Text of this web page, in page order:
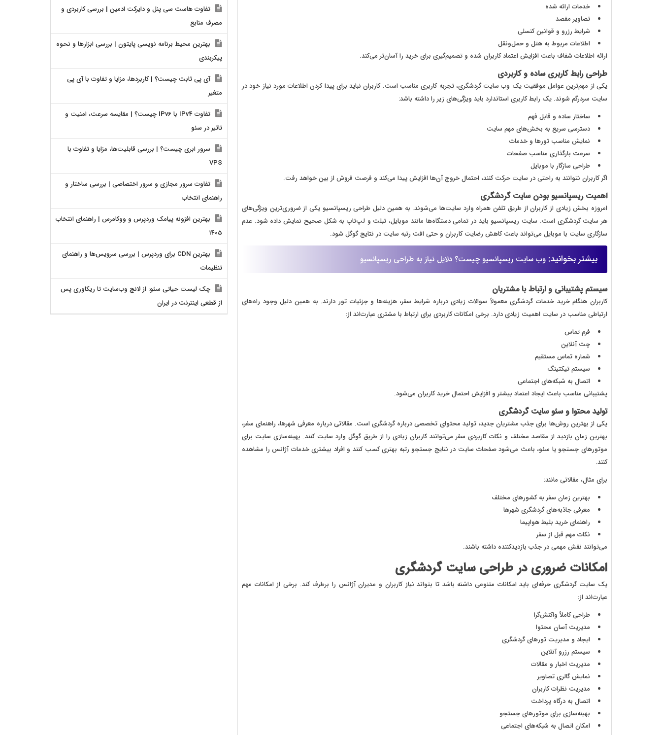
خدمات ارائه شده
تصاویر مقصد
شرایط رزرو و قوانین کنسلی
اطلاعات مربوط به هتل و حمل‌ونقل
ارائه اطلاعات شفاف باعث افزایش اعتماد کاربران شده و تصمیم‌گیری برای خرید را آسان‌تر می‌کند.
طراحی رابط کاربری ساده و کاربردی
یکی از مهم‌ترین عوامل موفقیت یک وب سایت گردشگری، تجربه کاربری مناسب است. کاربران نباید برای پیدا کردن اطلاعات مورد نیاز خود در
سایت سردرگم شوند. یک رابط کاربری استاندارد باید ویژگی‌های زیر را داشته باشد:
ساختار ساده و قابل فهم
دسترسی سریع به بخش‌های مهم سایت
نمایش مناسب تورها و خدمات
سرعت بارگذاری مناسب صفحات
طراحی سازگار با موبایل
اگر کاربران نتوانند به راحتی در سایت حرکت کنند، احتمال خروج آن‌ها افزایش پیدا می‌کند و فرصت فروش از بین خواهد رفت.
اهمیت ریسپانسیو بودن سایت گردشگری
امروزه بخش زیادی از کاربران از طریق تلفن همراه وارد سایت‌ها می‌شوند. به همین دلیل طراحی ریسپانسیو یکی از ضروری‌ترین ویژگی‌های
هر سایت گردشگری است. سایت ریسپانسیو باید در تمامی دستگاه‌ها مانند موبایل، تبلت و لپ‌تاپ به شکل صحیح نمایش داده شود. عدم
سازگاری سایت با موبایل می‌تواند باعث کاهش رضایت کاربران و حتی افت رتبه سایت در نتایج گوگل شود.
بیشتر بخوانید: وب سایت ریسپانسیو چیست؟ دلایل نیاز به طراحی ریسپانسیو
سیستم پشتیبانی و ارتباط با مشتریان
کاربران هنگام خرید خدمات گردشگری معمولاً سوالات زیادی درباره شرایط سفر، هزینه‌ها و جزئیات تور دارند. به همین دلیل وجود راه‌های
ارتباطی مناسب در سایت اهمیت زیادی دارد. برخی امکانات کاربردی برای ارتباط با مشتری عبارت‌اند از:
فرم تماس
چت آنلاین
شماره تماس مستقیم
سیستم تیکتینگ
اتصال به شبکه‌های اجتماعی
پشتیبانی مناسب باعث ایجاد اعتماد بیشتر و افزایش احتمال خرید کاربران می‌شود.
تولید محتوا و سئو سایت گردشگری
یکی از بهترین روش‌ها برای جذب مشتریان جدید، تولید محتوای تخصصی درباره گردشگری است. مقالاتی درباره معرفی شهرها، راهنمای سفر،
بهترین زمان بازدید از مقاصد مختلف و نکات کاربردی سفر می‌توانند کاربران زیادی را از طریق گوگل وارد سایت کنند. بهینه‌سازی سایت برای
موتورهای جستجو یا سئو، باعث می‌شود صفحات سایت در نتایج جستجو رتبه بهتری کسب کنند و افراد بیشتری خدمات آژانس را مشاهده
کنند.
برای مثال، مقالاتی مانند:
بهترین زمان سفر به کشورهای مختلف
معرفی جاذبه‌های گردشگری شهرها
راهنمای خرید بلیط هواپیما
نکات مهم قبل از سفر
می‌توانند نقش مهمی در جذب بازدیدکننده داشته باشند.
امکانات ضروری در طراحی سایت گردشگری
یک سایت گردشگری حرفه‌ای باید امکانات متنوعی داشته باشد تا بتواند نیاز کاربران و مدیران آژانس را برطرف کند. برخی از امکانات مهم
عبارت‌اند از:
طراحی کاملاً واکنش‌گرا
مدیریت آسان محتوا
ایجاد و مدیریت تورهای گردشگری
سیستم رزرو آنلاین
مدیریت اخبار و مقالات
نمایش گالری تصاویر
مدیریت نظرات کاربران
اتصال به درگاه پرداخت
بهینه‌سازی برای موتورهای جستجو
امکان اتصال به شبکه‌های اجتماعی
تفاوت هاست سی پنل و دایرکت ادمین | بررسی کاربردی و
مصرف منابع
بهترین محیط برنامه نویسی پایتون | بررسی ابزارها و نحوه
پیکربندی
آی پی ثابت چیست؟ | کاربردها، مزایا و تفاوت با آی پی
متغیر
تفاوت IPv4 با IPv6 چیست؟ | مقایسه سرعت، امنیت و
تاثیر در سئو
سرور ابری چیست؟ | بررسی قابلیت‌ها، مزایا و تفاوت با
VPS
تفاوت سرور مجازی و سرور اختصاصی | بررسی ساختار و
راهنمای انتخاب
بهترین افزونه پیامک وردپرس و ووکامرس | راهنمای انتخاب
1405
بهترین CDN برای وردپرس | بررسی سرویس‌ها و راهنمای
تنظیمات
چک لیست حیاتی سئو: از لانچ وب‌سایت تا ریکاوری پس
از قطعی اینترنت در ایران